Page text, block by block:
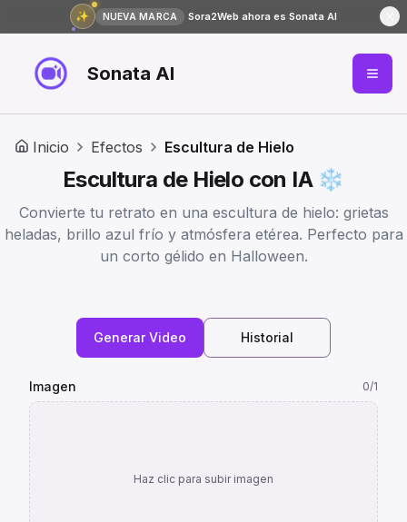
✨ NUEVA MARCA Sora2Web ahora es Sonata AI
Sonata AI
Inicio Efectos Escultura de Hielo
Escultura de Hielo con IA ❄️
Convierte tu retrato en una escultura de hielo: grietas
heladas, brillo azul frío y atmósfera etérea. Perfecto para
un corto gélido en Halloween.
Generar Video Historial
Imagen 0/1
Haz clic para subir imagen